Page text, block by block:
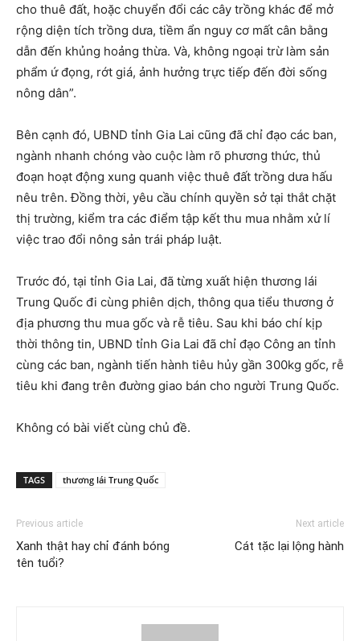
cho thuê đất, hoặc chuyển đổi các cây trồng khác để mở
rộng diện tích trồng dưa, tiềm ẩn nguy cơ mất cân bằng
dẫn đến khủng hoảng thừa. Và, không ngoại trừ làm sản
phẩm ứ đọng, rớt giá, ảnh hưởng trực tiếp đến đời sống
nông dân”.
Bên cạnh đó, UBND tỉnh Gia Lai cũng đã chỉ đạo các ban,
ngành nhanh chóng vào cuộc làm rõ phương thức, thủ
đoạn hoạt động xung quanh việc thuê đất trồng dưa hấu
nêu trên. Đồng thời, yêu cầu chính quyền sở tại thắt chặt
thị trường, kiểm tra các điểm tập kết thu mua nhằm xử lí
việc trao đổi nông sản trái pháp luật.
Trước đó, tại tỉnh Gia Lai, đã từng xuất hiện thương lái
Trung Quốc đi cùng phiên dịch, thông qua tiểu thương ở
địa phương thu mua gốc và rễ tiêu. Sau khi báo chí kịp
thời thông tin, UBND tỉnh Gia Lai đã chỉ đạo Công an tỉnh
cùng các ban, ngành tiến hành tiêu hủy gần 300kg gốc, rễ
tiêu khi đang trên đường giao bán cho người Trung Quốc.
Không có bài viết cùng chủ đề.
TAGS thương lái Trung Quốc
Previous article
Xanh thật hay chỉ đánh bóng
tên tuổi?
Next article
Cát tặc lại lộng hành